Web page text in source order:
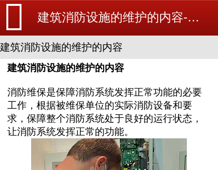
建筑消防设施的维护的内容-消防维修-消防设备安装_北京探测器清洗_江苏消防改造维修-苏州消防工程施工安装公司-
建筑消防设施的维护的内容
建筑消防设施的维护的内容
消防维保是保障消防系统发挥正常功能的必要
工作，根据被维保单位的实际消防设备和要
求，保障整个消防系统处于良好的运行状态，
让消防系统发挥正常的功能。